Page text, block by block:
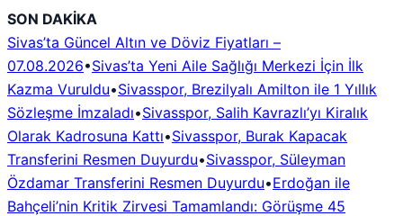
İçeriğe
geç
SON DAKİKA
Sivas’ta Güncel Altın ve Döviz Fiyatları –
07.08.2026•Sivas’ta Yeni Aile Sağlığı Merkezi İçin İlk
Kazma Vuruldu•Sivasspor, Brezilyalı Amilton ile 1 Yıllık
Sözleşme İmzaladı•Sivasspor, Salih Kavrazlı’yı Kiralık
Olarak Kadrosuna Kattı•Sivasspor, Burak Kapacak
Transferini Resmen Duyurdu•Sivasspor, Süleyman
Özdamar Transferini Resmen Duyurdu•Erdoğan ile
Bahçeli’nin Kritik Zirvesi Tamamlandı: Görüşme 45